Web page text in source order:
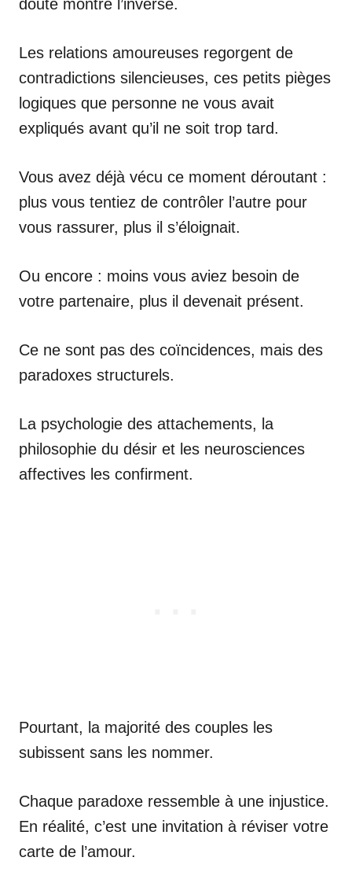
doute montré l’inverse.
Les relations amoureuses regorgent de
contradictions silencieuses, ces petits pièges
logiques que personne ne vous avait
expliqués avant qu’il ne soit trop tard.
Vous avez déjà vécu ce moment déroutant :
plus vous tentiez de contrôler l’autre pour
vous rassurer, plus il s’éloignait.
Ou encore : moins vous aviez besoin de
votre partenaire, plus il devenait présent.
Ce ne sont pas des coïncidences, mais des
paradoxes structurels.
La psychologie des attachements, la
philosophie du désir et les neurosciences
affectives les confirment.
Pourtant, la majorité des couples les
subissent sans les nommer.
Chaque paradoxe ressemble à une injustice.
En réalité, c’est une invitation à réviser votre
carte de l’amour.